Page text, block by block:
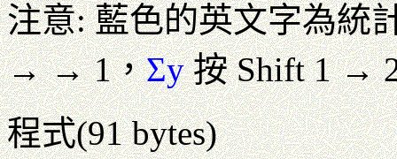
注意: 藍色的英文字為統
→ → 1，Σy按 Shift 1 →
程式(91 bytes)